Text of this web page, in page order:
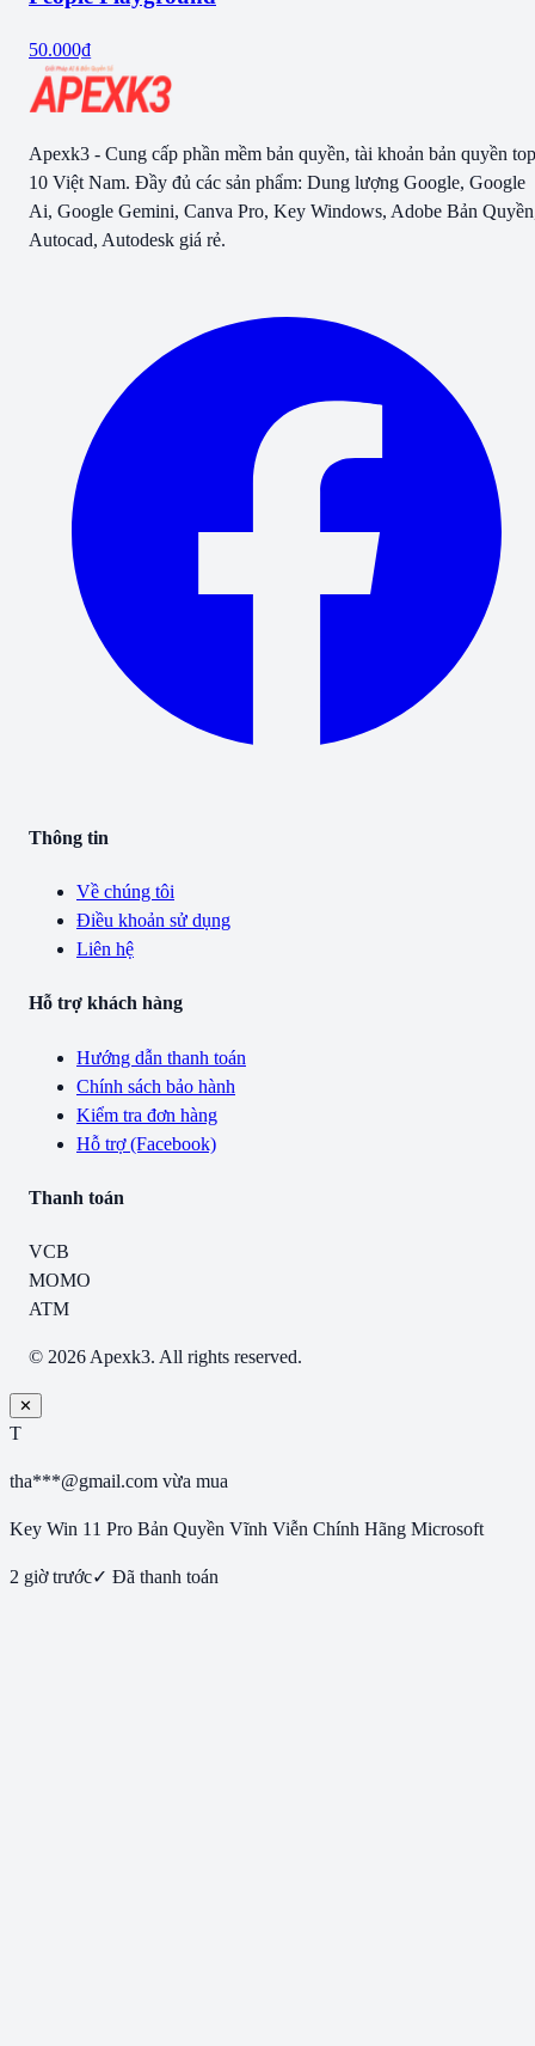
50.000₫
Apexk3 - Cung cấp phần mềm bản quyền, tài khoản bản quyền top
10 Việt Nam. Đầy đủ các sản phẩm: Dung lượng Google, Google
Ai, Google Gemini, Canva Pro, Key Windows, Adobe Bản
Autocad, Autodesk giá rẻ.
Thông tin
Về chúng tôi
Điều khoản sử dụng
Liên hệ
Hỗ trợ khách hàng
Hướng dẫn thanh toán
Chính sách bảo hành
Kiểm tra đơn hàng
Hỗ trợ (Facebook)
Thanh toán
VCB
MOMO
ATM
© 2026 Apexk3. All rights reserved.
✕
T
tha***@gmail.com vừa mua
Key Win 11 Pro Bản Quyền Vĩnh Viễn Chính Hãng Microsoft
2 giờ trước✓ Đã thanh toán